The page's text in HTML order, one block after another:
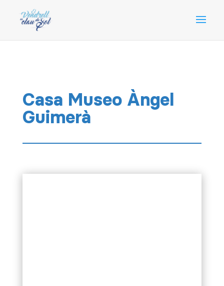
Casa Museo Àngel
Guimerà